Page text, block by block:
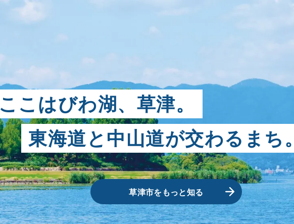
ここはびわ湖、草津。
東海道と中山道が交わるまち。
草津市をもっと知る
お気に入り登録された
スポットはありません
お気に入りのスポットを登録すると、
いつでもこの画面でチェックできます。